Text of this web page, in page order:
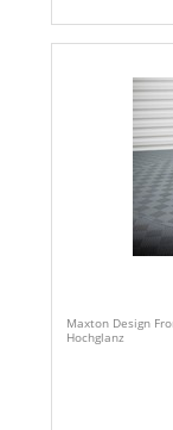
Maxton Design
Hochglanz